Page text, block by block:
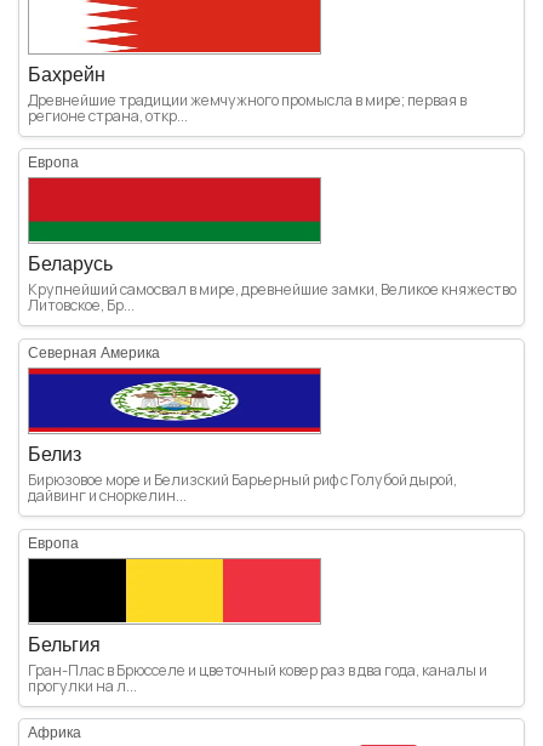
Бахрейн
Древнейшие традиции жемчужного промысла в мире; первая в
регионе страна, откр...
Европа
Беларусь
Крупнейший самосвал в мире, древнейшие замки, Великое княжество
Литовское, Бр...
Северная Америка
Белиз
Бирюзовое море и Белизский Барьерный риф с Голубой дырой,
дайвинг и сноркелин...
Европа
Бельгия
Гран-Плас в Брюсселе и цветочный ковер раз в два года, каналы и
прогулки на л...
Африка